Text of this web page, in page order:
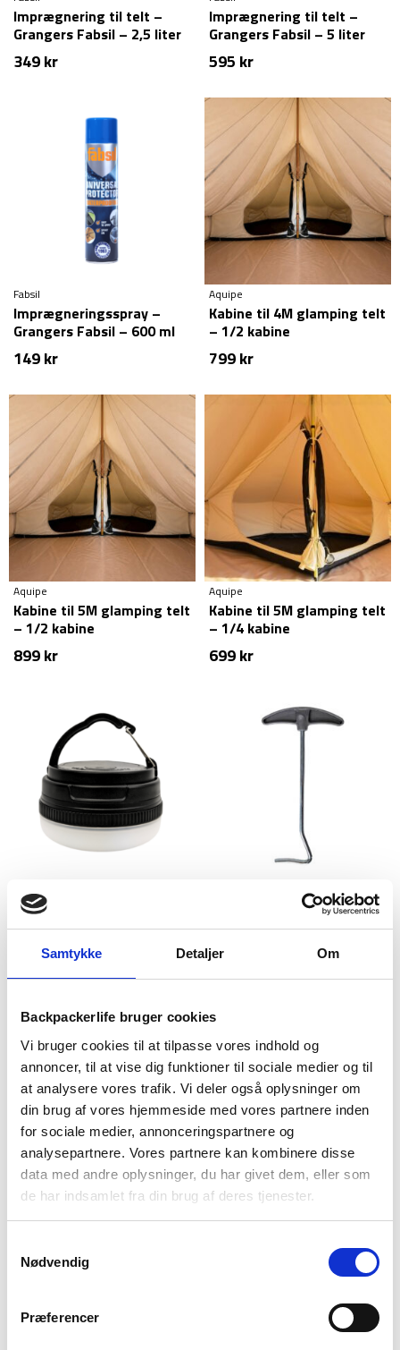
Samtykke Detaljer Om
Backpackerlife bruger cookies
Vi bruger cookies til at tilpasse vores indhold og
annoncer, til at vise dig funktioner til sociale medier og til
at analysere vores trafik. Vi deler også oplysninger om
din brug af vores hjemmeside med vores partnere inden
for sociale medier, annonceringspartnere og
analysepartnere. Vores partnere kan kombinere disse
data med andre oplysninger, du har givet dem, eller som
de har indsamlet fra din brug af deres tjenester.
Nødvendig
Præferencer
Imprægnering til telt –
Grangers Fabsil – 2,5 liter
349kr
Imprægnering til telt –
Grangers Fabsil – 5 liter
595 kr
Fabsil
Imprægneringsspray –
Grangers Fabsil – 600 ml
149kr
Aquipe
Kabine til 4M glamping telt
– 1/2 kabine
799kr
Aquipe
Kabine til 5M glamping telt
– 1/2 kabine
899kr
Aquipe
Kabine til 5M glamping telt
– 1/4 kabine
699kr
Lanterne – Camp – Inkl.
batterier
kr
Pløkoptrækker til telt
Aquipe
Pumpe til oppusteligt telt
– Manuel
Highlander
Stålpløkker – Highlander –
6 stk
-13%